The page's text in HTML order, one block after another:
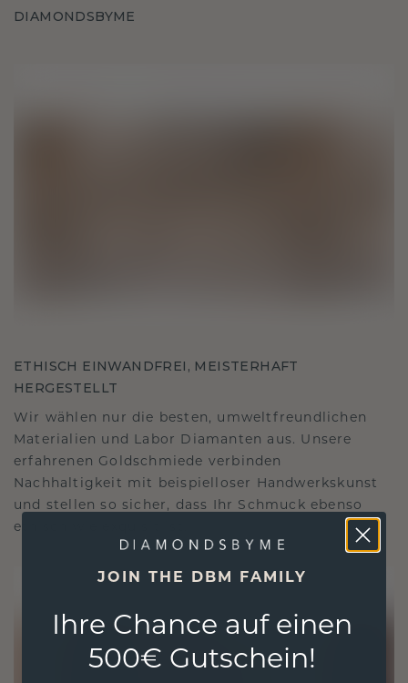
DIAMONDSBYME
ETHISCH EINWANDFREI, MEISTERHAFT
HERGESTELLT
Wir wählen nur die besten, umweltfreundlichen
Materialien und Labor Diamanten aus. Unsere
erfahrenen Goldschmiede verbinden
Nachhaltigkeit mit beispielloser Handwerkskunst
und stellen so sicher, dass Ihr Schmuck ebenso
ethisch wie exquisit ist.
JOIN THE DBM FAMILY
Ihre Chance auf einen
500€ Gutschein!